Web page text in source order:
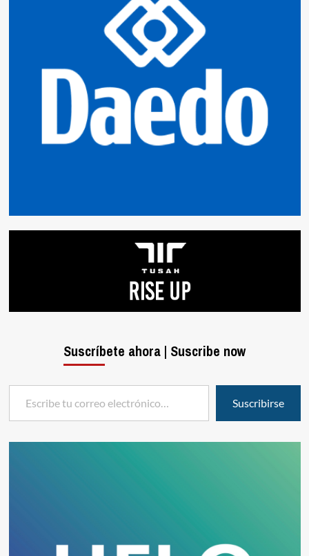
Suscríbete ahora | Suscribe now
Escribe tu correo electrónico…
Suscribirse